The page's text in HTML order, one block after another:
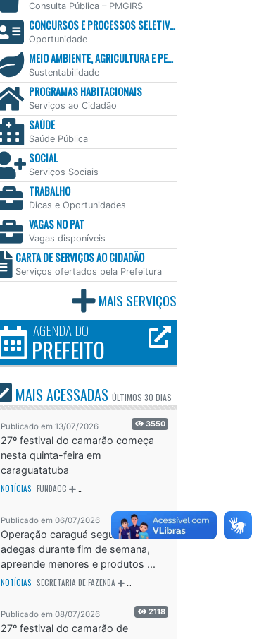
Consulta Pública – PMGIRS
CONCURSOS E PROCESSOS SELETIVOS
Oportunidade
MEIO AMBIENTE, AGRICULTURA E PESCA
Sustentabilidade
PROGRAMAS HABITACIONAIS
Serviços ao Cidadão
SAÚDE
Saúde Pública
SOCIAL
Serviços Sociais
TRABALHO
Dicas e Oportunidades
VAGAS NO PAT
Vagas disponíveis
CARTA DE SERVIÇOS AO CIDADÃO
Serviços ofertados pela Prefeitura
MAIS SERVIÇOS
AGENDA DO
PREFEITO
MAIS ACESSADAS ÚLTIMOS 30 DIAS
Publicado em 13/07/2026 3550
27º festival do camarão começa
nesta quinta-feira em
caraguatatuba
NOTÍCIAS FUNDACC
Publicado em 06/07/2026 2896
Operação caraguá segura fiscaliza
adegas durante fim de semana,
apreende menores e produtos ...
NOTÍCIAS SECRETARIA DE FAZENDA
Publicado em 08/07/2026 2118
27º festival do camarão de